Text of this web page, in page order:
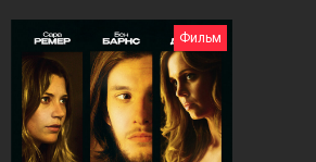
Фильм